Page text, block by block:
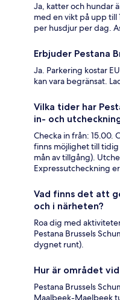
Ja, katter och hundar
med en vikt på upp till
per husdjur per dag.
Erbjuder Pestana
Ja. Parkering kostar
kan vara begränsat.
Vilka tider har
in- och
Checka in från: 15.00.
finns möjlighet till tidig
mån av tillgång).
Expressutcheckning
Vad finns det att
och i närheten?
Roa dig med
Pestana Brussels
dygnet runt).
Hur är området vid
Pestana Brussels
Maalbeek-Maelbeek